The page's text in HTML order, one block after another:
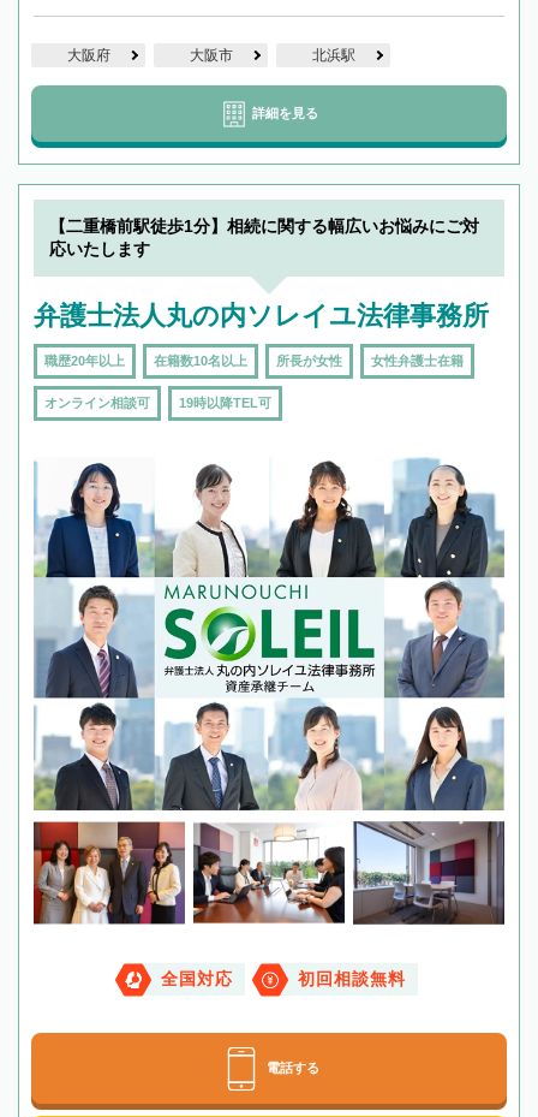
大阪府 大阪市 北浜駅
詳細を見る
【二重橋前駅徒歩1分】相続に関する幅広いお悩みにご対
応いたします
弁護士法人丸の内ソレイユ法律事務所
職歴20年以上 在籍数10名以上 所長が女性 女性弁護士在籍
オンライン相談可 19時以降TEL可
全国対応 初回相談無料
電話する